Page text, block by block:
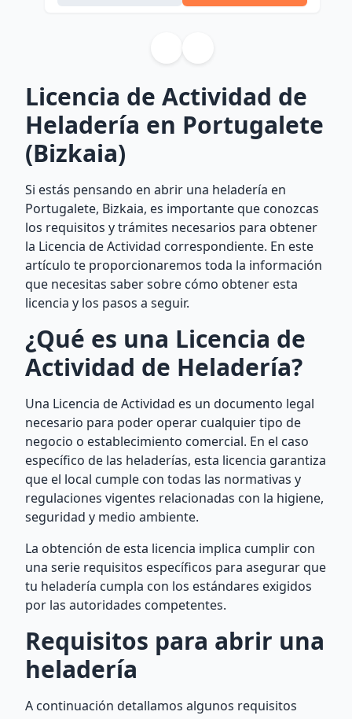
Licencia de Actividad de
Heladería en Portugalete
(Bizkaia)
Si estás pensando en abrir una heladería en
Portugalete, Bizkaia, es importante que conozcas
los requisitos y trámites necesarios para obtener
la Licencia de Actividad correspondiente. En este
artículo te proporcionaremos toda la información
que necesitas saber sobre cómo obtener esta
licencia y los pasos a seguir.
¿Qué es una Licencia de
Actividad de Heladería?
Una Licencia de Actividad es un documento legal
necesario para poder operar cualquier tipo de
negocio o establecimiento comercial. En el caso
específico de las heladerías, esta licencia garantiza
que el local cumple con todas las normativas y
regulaciones vigentes relacionadas con la higiene,
seguridad y medio ambiente.
La obtención de esta licencia implica cumplir con
una serie requisitos específicos para asegurar que
tu heladería cumpla con los estándares exigidos
por las autoridades competentes.
Requisitos para abrir una
heladería
A continuación detallamos algunos requisitos